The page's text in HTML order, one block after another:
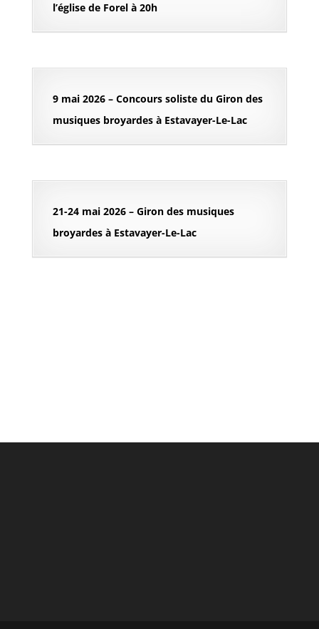
l’église de Forel à 20h
9 mai 2026 – Concours soliste du Giron des
musiques broyardes à Estavayer-Le-Lac
21-24 mai 2026 – Giron des musiques
broyardes à Estavayer-Le-Lac